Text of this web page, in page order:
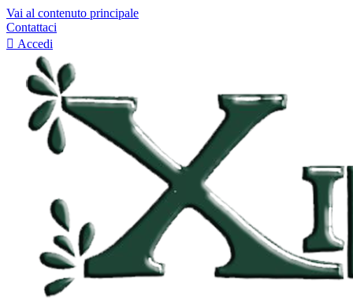
Vai al contenuto principale
Contattaci
 Accedi